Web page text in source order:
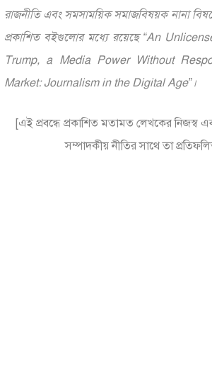
রাজনীতি এবং সমসাময়িক সমাজবিষয়ক নানা
প্রকাশিত বইগুলোর মধ্যে রয়েছে “An
Trump, a Media Power Without
Market: Journalism in the Digital Age”।
[এই প্রবন্ধে প্রকাশিত মতামত লেখকের নিজস্ব
সম্পাদকীয় নীতির সাথে তা